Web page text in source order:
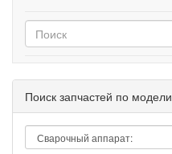
Поиск запчастей по модели